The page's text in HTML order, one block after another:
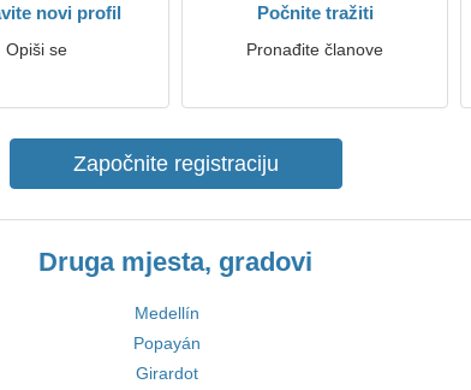
novi profil
Opiši se
Počnite tražiti
Pronađite članove
Započnite registraciju
Druga mjesta, gradovi
Medellín
Popayán
Girardot